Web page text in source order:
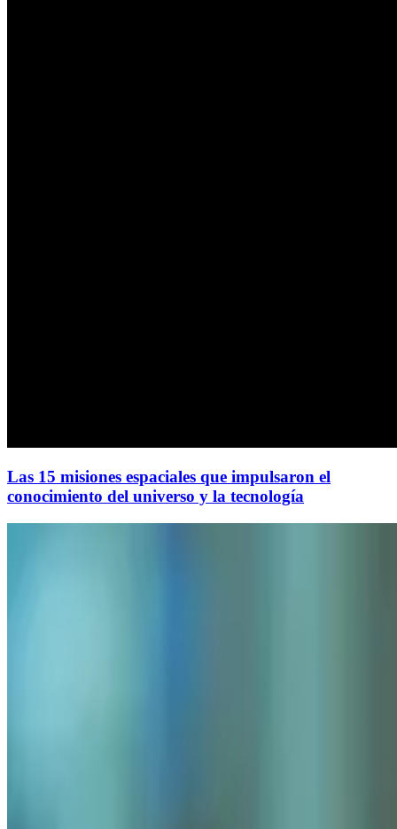
Las 15 misiones espaciales que impulsaron el
conocimiento del universo y la tecnología